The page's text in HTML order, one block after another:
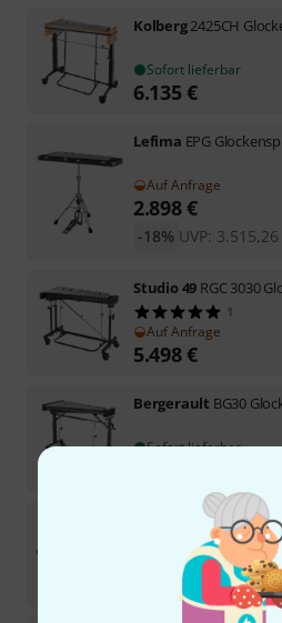
Kolberg2425CH
Sofort lieferbar
6.135€
Lefima EPG
Auf Anfrage
2.898€
UVP: 3.515,26
-18%
Studio 49 RGC 3030
1
Auf Anfrage
5.498€
Bergerault BG30
Sofort lieferbar
RGST/K/V
Auf Anfrage